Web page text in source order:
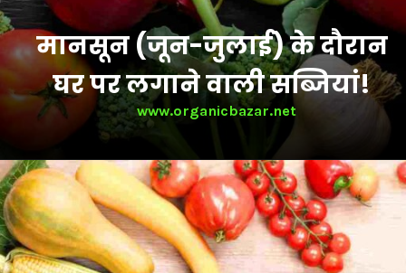
मानसून (जून-जुलाई) के दौरान
घर पर लगाने वाली सब्जियां!
www.organicbazar.net